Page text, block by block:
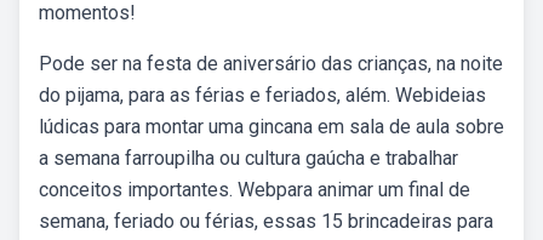
momentos!
Pode ser na festa de aniversário das crianças, na noite
do pijama, para as férias e feriados, além. Webideias
lúdicas para montar uma gincana em sala de aula sobre
a semana farroupilha ou cultura gaúcha e trabalhar
conceitos importantes. Webpara animar um final de
semana, feriado ou férias, essas 15 brincadeiras para